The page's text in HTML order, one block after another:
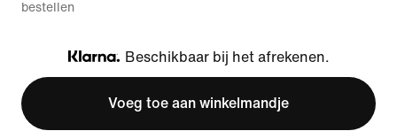
bestellen
Klarna
Beschikbaar bij het afrekenen.
Voeg toe aan winkelmandje